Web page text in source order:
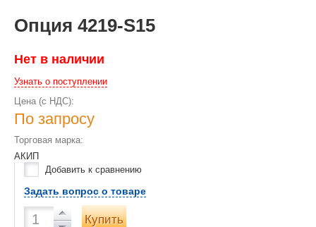
Опция 4219-S15
Нет в наличии
Узнать о поступлении
Цена (с НДС):
По запросу
Торговая марка:
АКИП
Добавить к сравнению
Задать вопрос о товаре
Купить